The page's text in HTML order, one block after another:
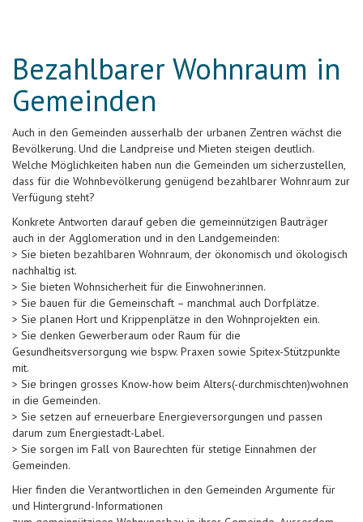
Bezahlbarer Wohnraum in
Gemeinden
Auch in den Gemeinden ausserhalb der urbanen Zentren wächst die
Bevölkerung. Und die Landpreise und Mieten steigen deutlich.
Welche Möglichkeiten haben nun die Gemeinden um sicherzustellen,
dass für die Wohnbevölkerung genügend bezahlbarer Wohnraum zur
Verfügung steht?
Konkrete Antworten darauf geben die gemeinnützigen Bauträger
auch in der Agglomeration und in den Landgemeinden:
> Sie bieten bezahlbaren Wohnraum, der ökonomisch und ökologisch
nachhaltig ist.
> Sie bieten Wohnsicherheit für die Einwohner:innen.
> Sie bauen für die Gemeinschaft – manchmal auch Dorfplätze.
> Sie planen Hort und Krippenplätze in den Wohnprojekten ein.
> Sie denken Gewerberaum oder Raum für die
Gesundheitsversorgung wie bspw. Praxen sowie Spitex-Stützpunkte
mit.
> Sie bringen grosses Know-how beim Alters(-durchmischten)wohnen
in die Gemeinden.
> Sie setzen auf erneuerbare Energieversorgungen und passen
darum zum Energiestadt-Label.
> Sie sorgen im Fall von Baurechten für stetige Einnahmen der
Gemeinden.
Hier finden die Verantwortlichen in den Gemeinden Argumente für
und Hintergrund-Informationen